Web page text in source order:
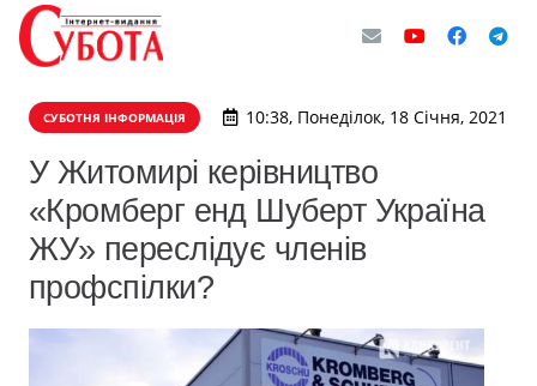
СУБОТНЯ ІНФОРМАЦІЯ 10:38, Понеділок, 18 Січня, 2021
У Житомирі керівництво
«Кромберг енд Шуберт Україна
ЖУ» переслідує членів
профспілки?